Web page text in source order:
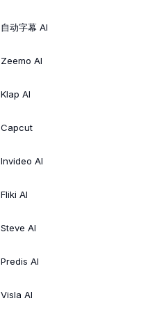
自动字幕 AI
Zeemo AI
Klap AI
Capcut
Invideo AI
Fliki AI
Steve AI
Predis AI
Visla AI